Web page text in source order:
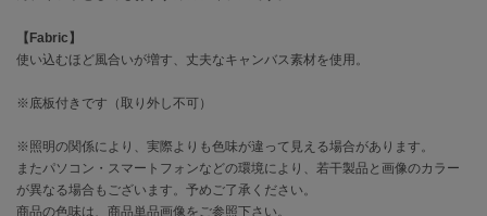
DANSKIN
ダンスキン
エイミー イストワール
emmi
エミ
【Fabric】
使い込むほど風合いが増す、丈夫なキャンバス素材を使用。
※底板付きです（取り外し不可）
※照明の関係により、実際よりも色味が違って見える場合があります。
またパソコン・スマートフォンなどの環境により、若干製品と画像のカラー
が異なる場合もございます。予めご了承ください。
商品の色味は、商品単品画像をご参照下さい。